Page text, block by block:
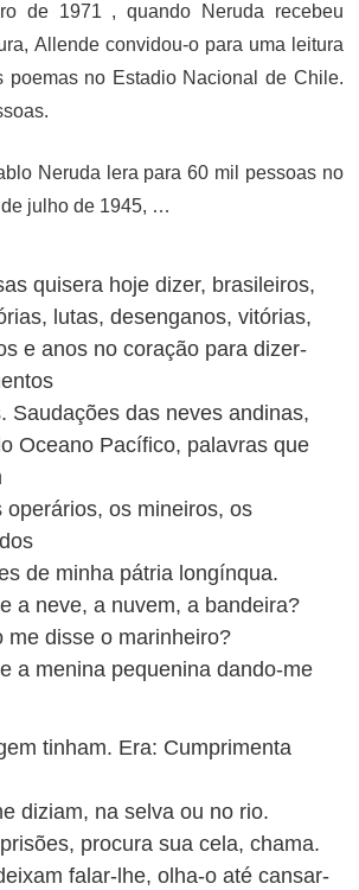
de 1971 , quando Neruda recebeu
Allende convidou-o para uma leitura
poemas no Estadio Nacional de Chile.
Neruda lera para 60 mil pessoas no
julho de 1945, …
quisera hoje dizer, brasileiros,
lutas, desenganos, vitórias,
e anos no coração para dizer-
Saudações das neves andinas,
Oceano Pacífico, palavras que
operários, os mineiros, os
de minha pátria longínqua.
a neve, a nuvem, a bandeira?
me disse o marinheiro?
a menina pequenina dando-me
tinham. Era: Cumprimenta
diziam, na selva ou no rio.
procura sua cela, chama.
falar-lhe, olha-o até cansar-